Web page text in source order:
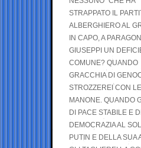
STRAPPATO IL
ALBERGHIERO AL
IN CAPO, A
GIUSEPPI UN
COMUNE? QUANDO
GRACCHIA DI
STROZZEREI CON
MANONE. QUANDO
DI PACE STABILE E DI
DEMOCRAZIA AL
PUTIN E DELLA SUA